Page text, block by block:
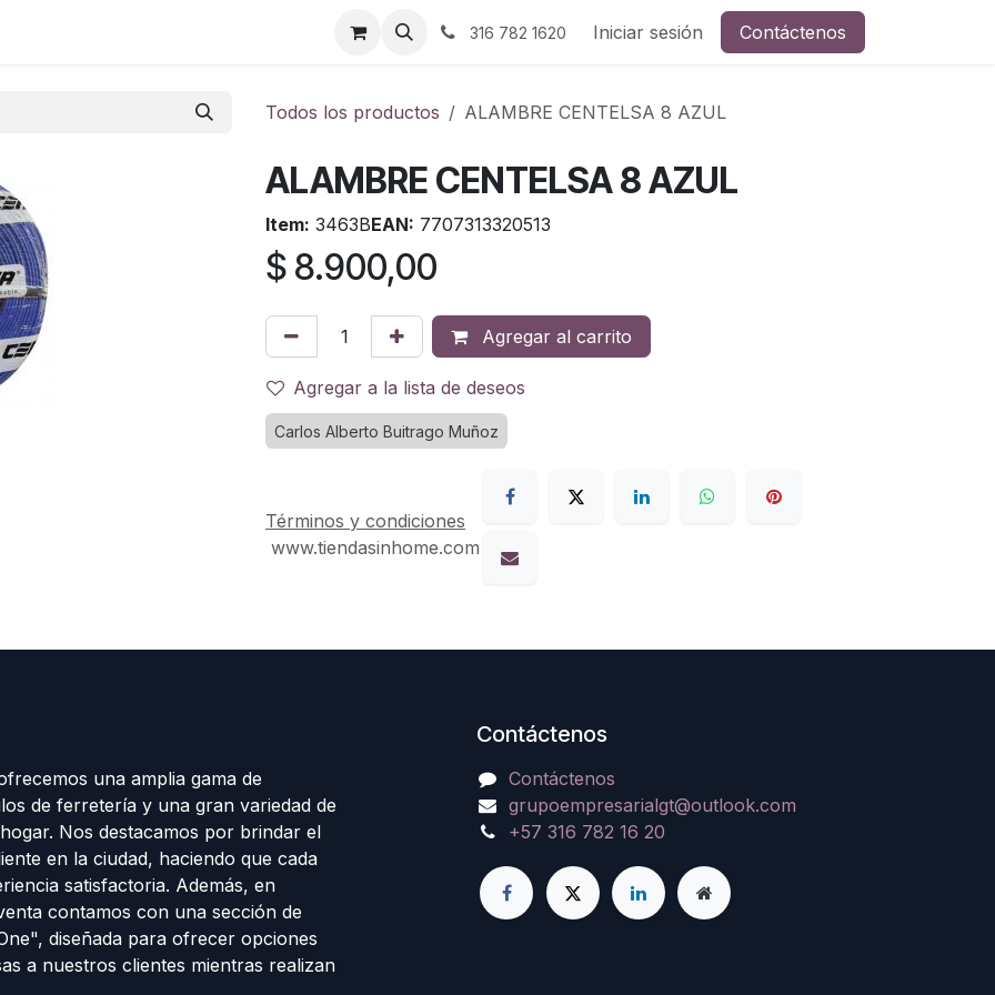
316 782 1620 Iniciar sesión Contáctenos
Todos los productos ALAMBRE CENTELSA 8 AZUL
ALAMBRE CENTELSA 8 AZUL
Item: 3463BEAN: 7707313320513
$ 8.900,00
Agregar al carrito
Agregar a la lista de deseos
Carlos Alberto Buitrago Muñoz
Términos y condiciones
www.tiendasinhome.com
una amplia gama de
de ferretería y una gran variedad de
Nos destacamos por brindar el
en la ciudad, haciendo que cada
satisfactoria. Además, en
contamos con una sección de
diseñada para ofrecer opciones
a nuestros clientes mientras realizan
Contáctenos
Contáctenos
grupoempresarialgt@outlook.com
+57 316 782 16 20